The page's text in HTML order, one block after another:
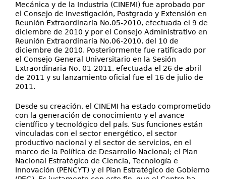
Contáctenos
Mecánica y de la Industria (CINEMI) fue aprobado por
el Consejo de Investigación, Postgrado y Extensión en
Reunión Extraordinaria No.05-2010, efectuada el 9 de
diciembre de 2010 y por el Consejo Administrativo en
Reunión Extraordinaria No.06-2010, del 10 de
diciembre de 2010. Posteriormente fue ratificado por
el Consejo General Universitario en la Sesión
Extraordinaria No. 01-2011, efectuada el 26 de abril
de 2011 y su lanzamiento oficial fue el 16 de julio de
2011.
Desde su creación, el CINEMI ha estado comprometido
con la generación de conocimiento y el avance
científico y tecnológico del país. Sus funciones están
vinculadas con el sector energético, el sector
productivo nacional y el sector de servicios, en el
marco de la Política de Desarrollo Nacional; el Plan
Nacional Estratégico de Ciencia, Tecnología e
Innovación (PENCYT) y el Plan Estratégico de Gobierno